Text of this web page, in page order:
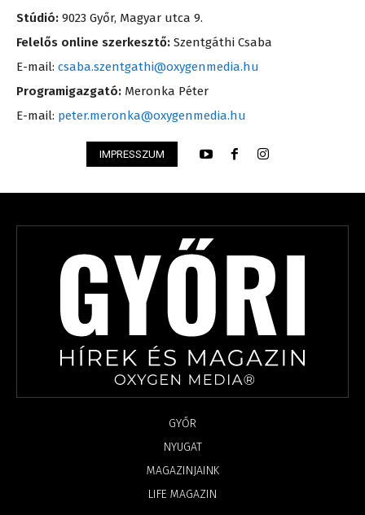
Stúdió: 9023 Győr, Magyar utca 9.
Felelős online szerkesztő: Szentgáthi Csaba
E-mail: csaba.szentgathi@oxygenmedia.hu
Programigazgató: Meronka Péter
E-mail: peter.meronka@oxygenmedia.hu
IMPRESSZUM
GYŐR
NYUGAT
MAGAZINJAINK
LIFE MAGAZIN